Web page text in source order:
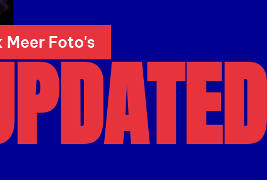
afbeelding
Meer Foto's